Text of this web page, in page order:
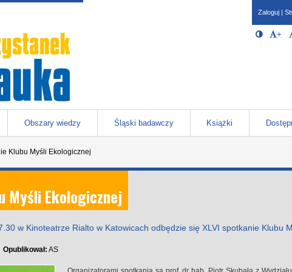
Obszary wiedzy Śląski badawczy Książki
Zaloguj |
Opcje
Włącz/
+
Klubu Myśli Ekologicznej
Myśli Ekologicznej
w Kinoteatrze Rialto w Katowicach odbędzie się XLVI spotkanie Klubu
Opublikował: AS